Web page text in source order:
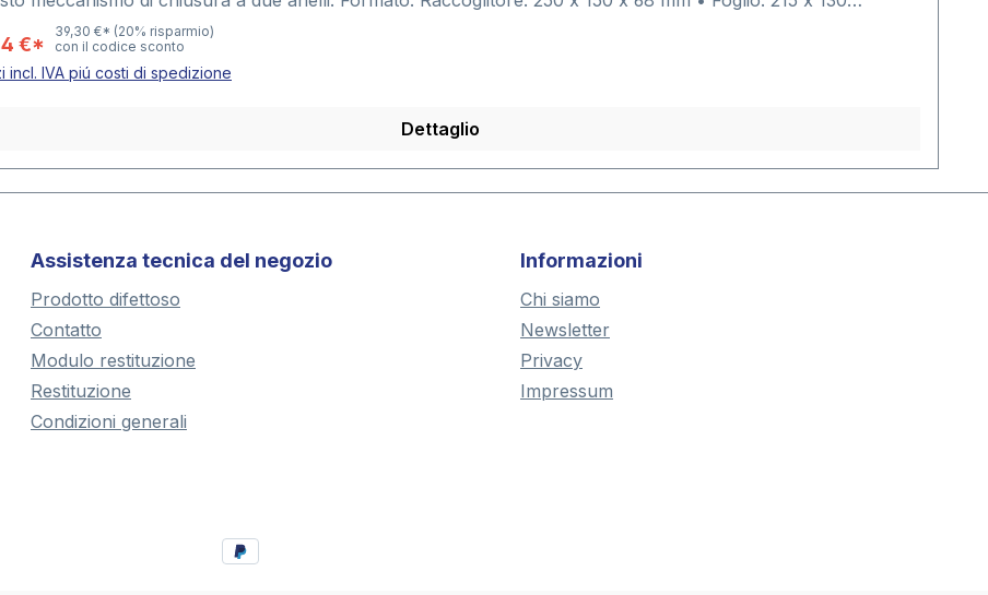
piú di 100 FDC´s, lettere, cartoline
€*
39,30 €* (20% risparmio)
con il codice sconto
incl. IVA piú costi di spedizione
Dettaglio
Assistenza tecnica del negozio
Prodotto difettoso
Contatto
Modulo restituzione
Restituzione
Condizioni generali
Informazioni
Chi siamo
Newsletter
Privacy
Impressum